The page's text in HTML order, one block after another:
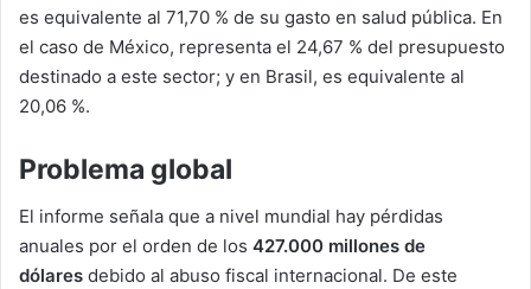
es equivalente al 71,70 % de su gasto en salud pública. En
el caso de México, representa el 24,67 % del presupuesto
destinado a este sector; y en Brasil, es equivalente al
20,06 %.
Problema global
El informe señala que a nivel mundial hay pérdidas
anuales por el orden de los 427.000 millones de
dólares debido al abuso fiscal internacional. De este